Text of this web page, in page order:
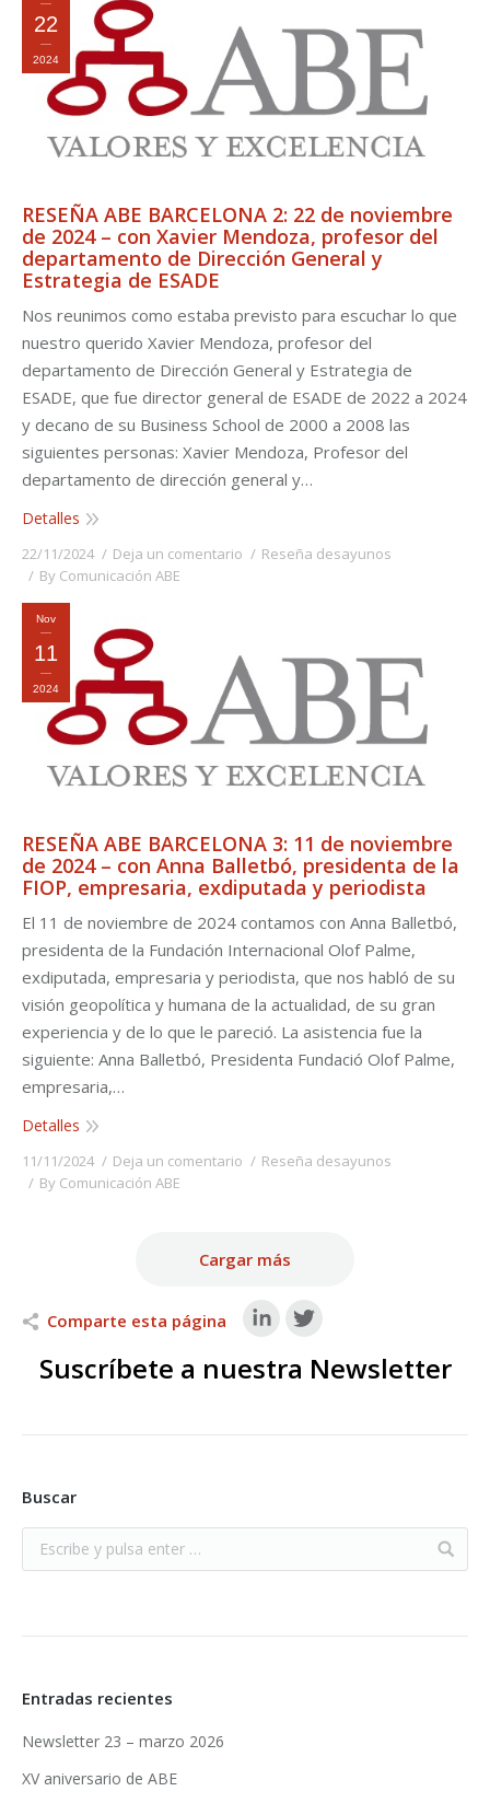
22
2024
RESEÑA ABE BARCELONA 2: 22 de noviembre
de 2024 – con Xavier Mendoza, profesor del
departamento de Dirección General y
Estrategia de ESADE
Nos reunimos como estaba previsto para escuchar lo que
nuestro querido Xavier Mendoza, profesor del
departamento de Dirección General y Estrategia de
ESADE, que fue director general de ESADE de 2022 a 2024
y decano de su Business School de 2000 a 2008 las
siguientes personas: Xavier Mendoza, Profesor del
departamento de dirección general y…
Detalles
22/11/2024 Deja un comentario
Reseña desayunos
By Comunicación ABE
Nov
11
2024
RESEÑA ABE BARCELONA 3: 11 de noviembre
de 2024 – con Anna Balletbó, presidenta de la
FIOP, empresaria, exdiputada y periodista
El 11 de noviembre de 2024 contamos con Anna Balletbó,
presidenta de la Fundación Internacional Olof Palme,
exdiputada, empresaria y periodista, que nos habló de su
visión geopolítica y humana de la actualidad, de su gran
experiencia y de lo que le pareció. La asistencia fue la
siguiente: Anna Balletbó, Presidenta Fundació Olof Palme,
empresaria,…
Detalles
11/11/2024 Deja un comentario
Reseña desayunos
By Comunicación ABE
Cargar más
Comparte esta página
Suscríbete a nuestra Newsletter
Buscar
Entradas recientes
Newsletter 23 – marzo 2026
XV aniversario de ABE